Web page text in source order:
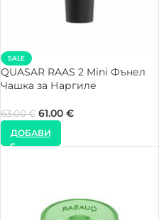
SALE
QUASAR RAAS 2 Mini Фънел
Чашка за Наргиле
63.00€ 61.00 €
ДОБАВИ